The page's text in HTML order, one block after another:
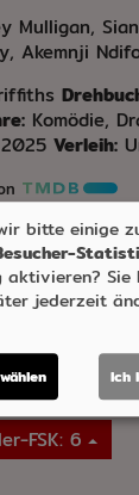
Mulligan,
Akemnji
Komödie,
Verleih:
Lust auf Ihr
vonYoutube
externe
FSK: 6
bitte einige
aktivieren? Sie
jederzeit
Ich